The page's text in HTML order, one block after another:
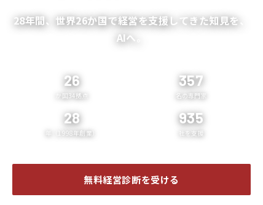
28年間、世界26か国で経営を支援してきた知見を、
AIへ。
26
か国34拠点
357
名の専門家
28
年（1998年創業）
935
社を支援
無料経営診断を受ける